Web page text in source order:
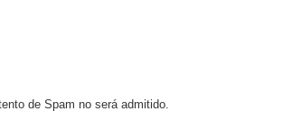
de Spam no será admitido.